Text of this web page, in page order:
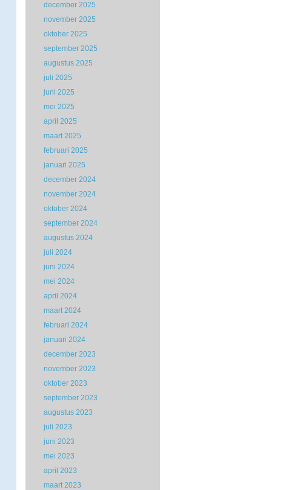
december 2025
november 2025
oktober 2025
september 2025
augustus 2025
juli 2025
juni 2025
mei 2025
april 2025
maart 2025
februari 2025
januari 2025
december 2024
november 2024
oktober 2024
september 2024
augustus 2024
juli 2024
juni 2024
mei 2024
april 2024
maart 2024
februari 2024
januari 2024
december 2023
november 2023
oktober 2023
september 2023
augustus 2023
juli 2023
juni 2023
mei 2023
april 2023
maart 2023